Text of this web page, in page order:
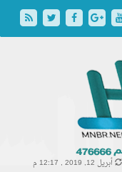
أبريل 12, 2019 , 12:17 م